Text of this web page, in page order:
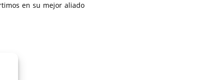
en su mejor aliado